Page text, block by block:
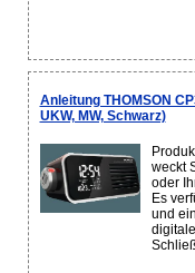
Anleitung THOMSON
UKW, MW, Schwarz)
weckt
oder
Es
und